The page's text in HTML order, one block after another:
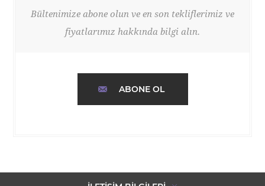
Bültenimize abone olun ve en son tekliflerimiz ve
fiyatlarımız hakkında bilgi alın.
ABONE OL